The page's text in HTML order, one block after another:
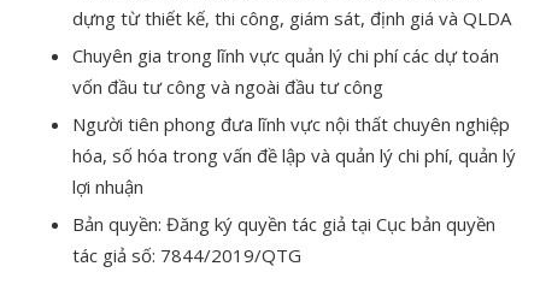
dựng từ thiết kế, thi công, giám sát, định giá và QLDA
Chuyên gia trong lĩnh vực quản lý chi phí các dự toán
vốn đầu tư công và ngoài đầu tư công
Người tiên phong đưa lĩnh vực nội thất chuyên nghiệp
hóa, số hóa trong vấn đề lập và quản lý chi phí, quản lý
lợi nhuận
Bản quyền: Đăng ký quyền tác giả tại Cục bản quyền
tác giả số: 7844/2019/QTG